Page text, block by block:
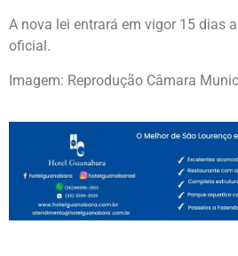
A nova lei entrará em vigor 15 dias
oficial.
Imagem: Reprodução Câmara